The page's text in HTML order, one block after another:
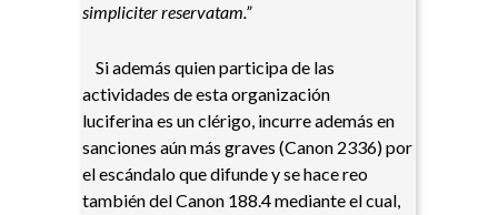
simpliciter reservatam.”
Si además quien participa de las
actividades de esta organización
luciferina es un clérigo, incurre además en
sanciones aún más graves (Canon 2336) por
el escándalo que difunde y se hace reo
también del Canon 188.4 mediante el cual,